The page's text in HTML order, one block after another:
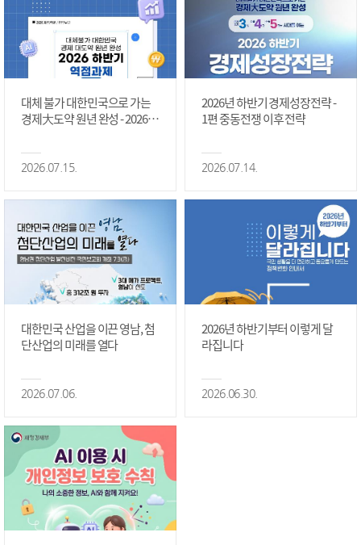
대체 불가 대한민국으로 가는
경제大도약 원년 완성 - 2026 하
2026.07.15.
2026년 하반기 경제성장전략 -
1편 중동전쟁 이후 전략
2026.07.14.
대한민국 산업을 이끈 영남, 첨
단산업의 미래를 열다
2026.07.06.
2026년 하반기부터 이렇게 달
라집니다
2026.06.30.